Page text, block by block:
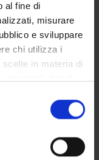
al fine di
misurare
e sviluppare
chi utilizza i
in materia di
in qualsiasi
o facendo clic
expanding
apology and
about effort and
are interpreted.